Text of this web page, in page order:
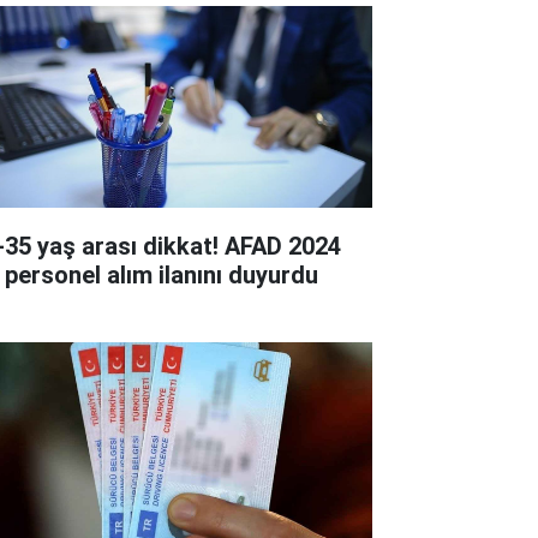
yaş arası dikkat! AFAD 2024
personel alım ilanını duyurdu